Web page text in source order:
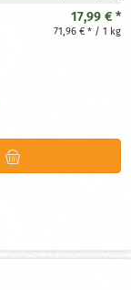
17,99 € *
71,96 € * / 1 kg